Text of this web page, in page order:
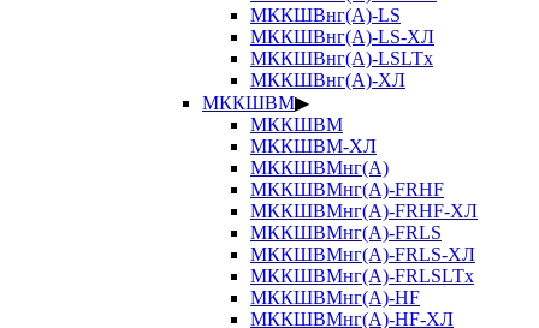
МККШВнг(А)-LS
МККШВнг(А)-LS-ХЛ
МККШВнг(А)-LSLTx
МККШВнг(А)-ХЛ
МККШВМ▶
МККШВМ
МККШВМ-ХЛ
МККШВМнг(А)
МККШВМнг(А)-FRHF
МККШВМнг(А)-FRHF-ХЛ
МККШВМнг(А)-FRLS
МККШВМнг(А)-FRLS-ХЛ
МККШВМнг(А)-FRLSLTx
МККШВМнг(А)-HF
МККШВМнг(А)-HF-ХЛ